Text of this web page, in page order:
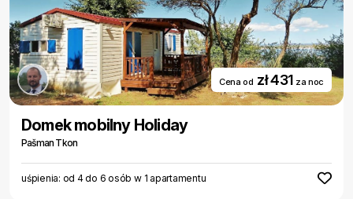
Cena od zł 431 za noc
Domek mobilny Holiday
Pašman Tkon
uśpienia: od 4 do 6 osób w 1 apartamentu